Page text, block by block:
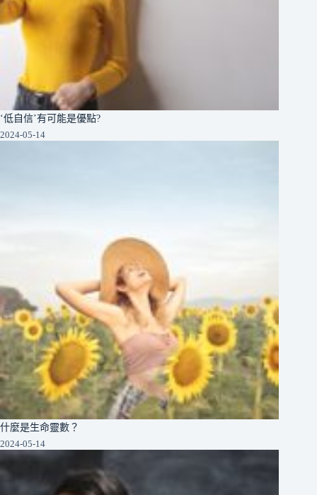
‘低自信’有可能是優點?
2024-05-14
什麼是生命靈數？
2024-05-14